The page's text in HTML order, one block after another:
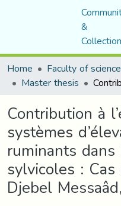
&
Home
Faculty of
Master thesis
Contribution à
systèmes
ruminants
sylvicoles :
Djebel